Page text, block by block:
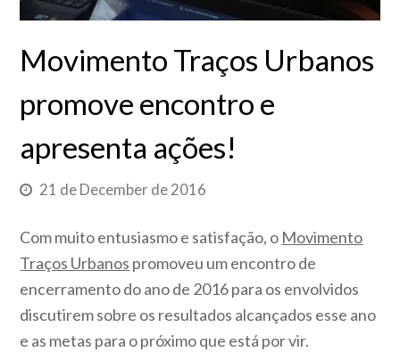
Movimento Traços Urbanos
promove encontro e
apresenta ações!
21 de December de 2016
Com muito entusiasmo e satisfação, o Movimento
Traços Urbanos promoveu um encontro de
encerramento do ano de 2016 para os envolvidos
discutirem sobre os resultados alcançados esse ano
e as metas para o próximo que está por vir.